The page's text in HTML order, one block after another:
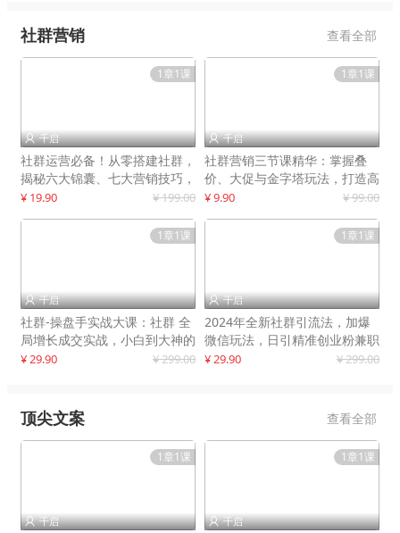
社群营销 查看全部
1章1课
 千启
社群运营必备！从零搭建社群，
揭秘六大锦囊、七大营销技巧，
打造火爆社群
¥ 19.90 ¥ 199.00
1章1课
 千启
社群营销三节课精华：掌握叠
价、大促与金字塔玩法，打造高
效营销体系
¥ 9.90 ¥ 99.00
1章1课
 千启
社群-操盘手实战大课：社群 全
局增长成交实战，小白到大神的
进阶之路
¥ 29.90 ¥ 299.00
1章1课
 千启
2024年全新社群引流法，加爆
微信玩法，日引精准创业粉兼职
粉200+
¥ 29.90 ¥ 299.00
顶尖文案 查看全部
1章1课
 千启
1章1课
 千启